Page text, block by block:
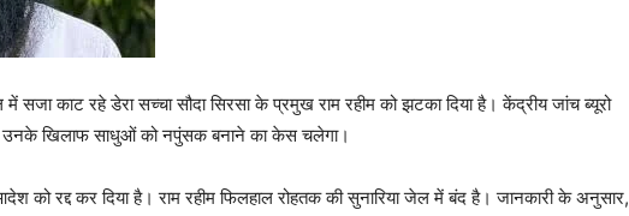
में सजा काट रहे डेरा सच्चा सौदा सिरसा के प्रमुख राम रहीम को झटका दिया है। केंद्रीय जांच ब्यूरो
उनके खिलाफ साधुओं को नपुंसक बनाने का केस चलेगा।
को रद्द कर दिया है। राम रहीम फिलहाल रोहतक की सुनारिया जेल में बंद है। जानकारी के अनुसार,